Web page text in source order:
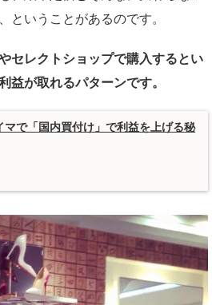
ということがあるのです。
セレクトショップで購入するとい
益が取れるパターンです。
マで「国内買付け」で利益を上げる秘